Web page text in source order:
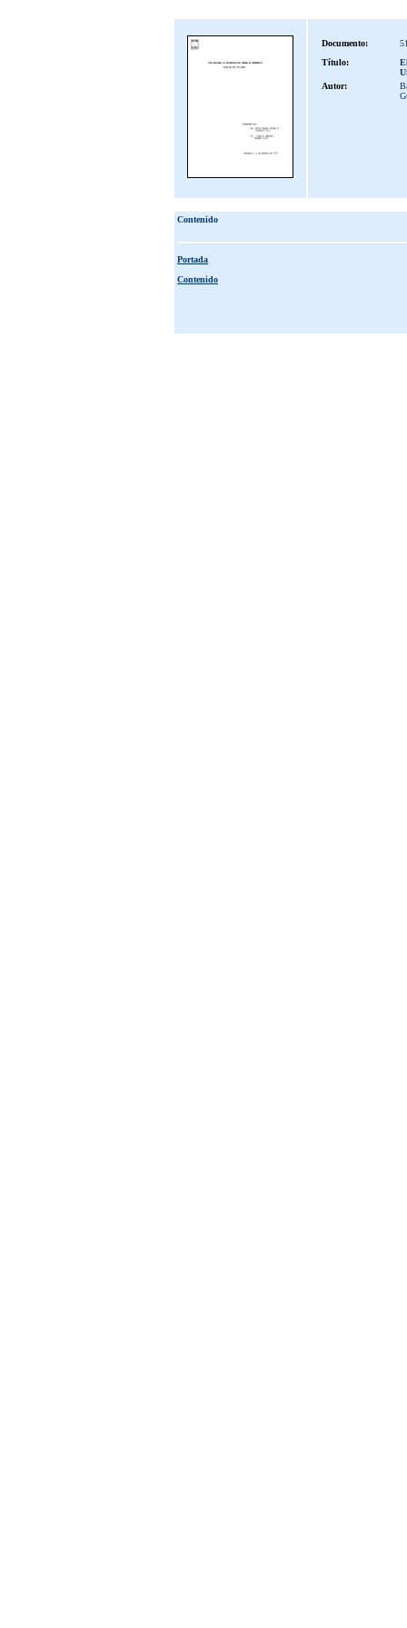
Documento:
Título:
Autor:
Contenido
Portada
Contenido